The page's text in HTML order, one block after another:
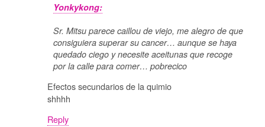
Yonkykong:
Sr. Mitsu parece caillou de viejo, me alegro de que
consiguiera superar su cancer… aunque se haya
quedado ciego y necesite aceitunas que recoge
por la calle para comer… pobrecico
Efectos secundarios de la quimio
shhhh
Reply